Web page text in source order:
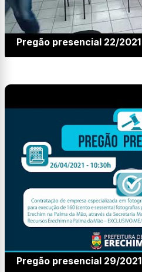
Pregão presencial 22/2021
Pregão presencial 29/2021